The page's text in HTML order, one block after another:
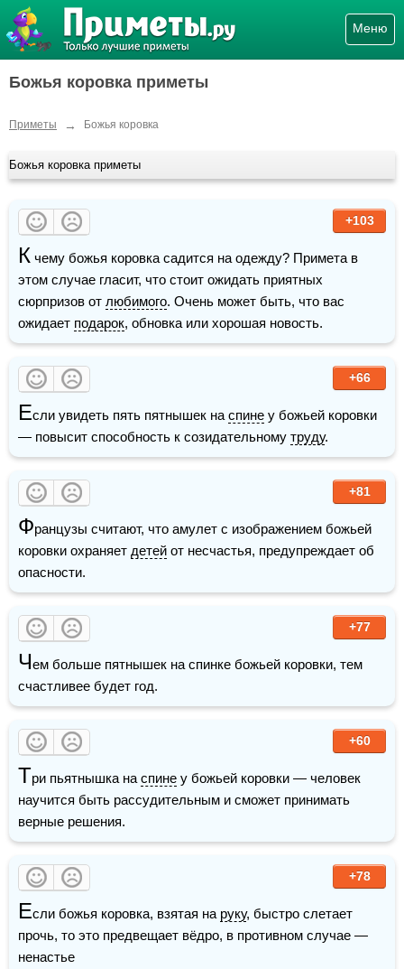
Меню
Божья коровка приметы
Приметы → Божья коровка
Божья коровка приметы
+103
К чему божья коровка садится на одежду? Примета в
этом случае гласит, что стоит ожидать приятных
сюрпризов от любимого. Очень может быть, что вас
ожидает подарок, обновка или хорошая новость.
+66
Если увидеть пять пятнышек на спине у божьей коровки
— повысит способность к созидательному труду.
+81
Французы считают, что амулет с изображением божьей
коровки охраняет детей от несчастья, предупреждает об
опасности.
+77
Чем больше пятнышек на спинке божьей коровки, тем
счастливее будет год.
+60
Три пьятнышка на спине у божьей коровки — человек
научится быть рассудительным и сможет принимать
верные решения.
+78
Если божья коровка, взятая на руку, быстро слетает
прочь, то это предвещает вёдро, в противном случае —
ненастье